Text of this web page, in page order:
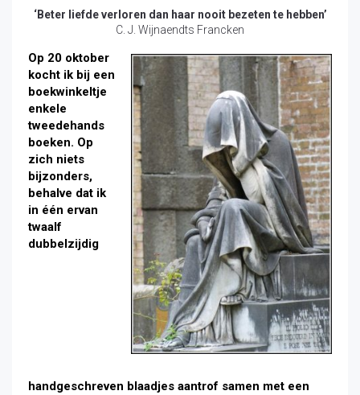
‘Beter liefde verloren dan haar nooit bezeten te hebben’
C. J. Wijnaendts Francken
Op 20 oktober
kocht ik bij een
boekwinkeltje
enkele
tweedehands
boeken. Op
zich niets
bijzonders,
behalve dat ik
in één ervan
twaalf
dubbelzijdig
handgeschreven blaadjes aantrof samen met een